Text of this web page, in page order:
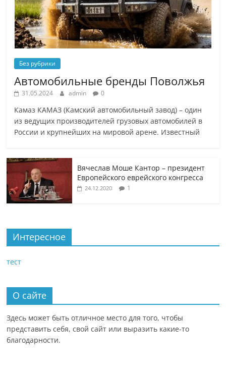
Без рубрики
Автомобильные бренды Поволжья
31.05.2024 admin 0
Камаз КАМАЗ (Камский автомобильный завод) – один
из ведущих производителей грузовых автомобилей в
России и крупнейших на мировой арене. Известный
Вячеслав Моше Кантор – президент
Европейского еврейского конгресса
24.12.2020 1
Интересное
тест
О сайте
Здесь может быть отличное место для того, чтобы
представить себя, свой сайт или выразить какие-то
благодарности.